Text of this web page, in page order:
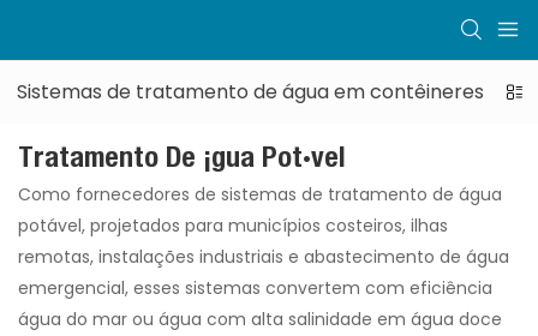
Sistemas de tratamento de água em contêineres
Tratamento De Água Potável
Como fornecedores de sistemas de tratamento de água
potável, projetados para municípios costeiros, ilhas
remotas, instalações industriais e abastecimento de água
emergencial, esses sistemas convertem com eficiência
água do mar ou água com alta salinidade em água doce